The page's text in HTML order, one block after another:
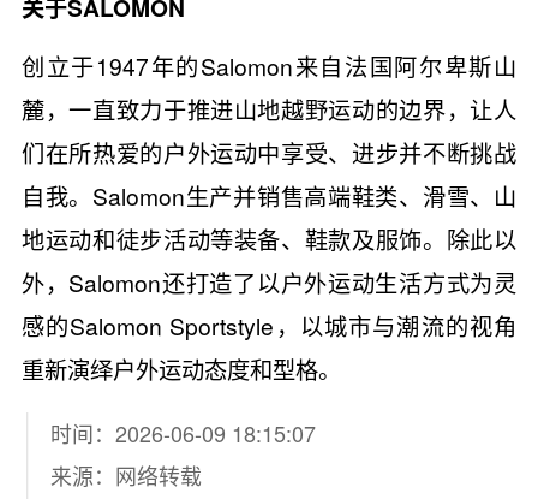
创立于1947年的Salomon来自法国阿尔卑斯山
麓，一直致力于推进山地越野运动的边界，让人
们在所热爱的户外运动中享受、进步并不断挑战
自我。Salomon生产并销售高端鞋类、滑雪、山
地运动和徒步活动等装备、鞋款及服饰。除此以
外，Salomon还打造了以户外运动生活方式为灵
感的Salomon Sportstyle，以城市与潮流的视角
重新演绎户外运动态度和型格。
时间：2026-06-09 18:15:07
来源：网络转载